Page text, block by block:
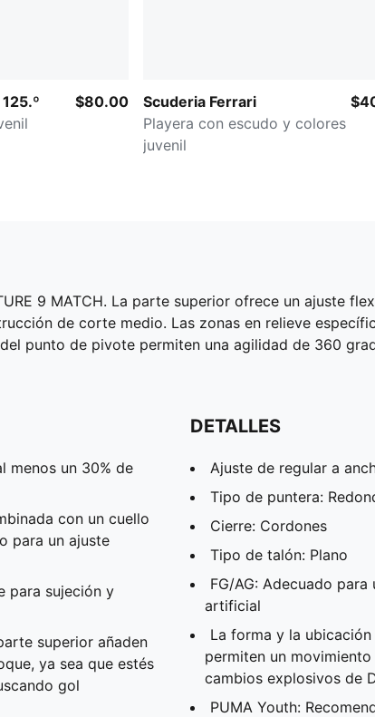
$80.00
Scuderia Ferrari
Playera con escudo y colores
juvenil
9 MATCH. La parte superior ofrece un ajuste
de corte medio. Las zonas en relieve
punto de pivote permiten una agilidad de 360
menos un 30% de
con un cuello
para un ajuste
para sujeción y
superior añaden
ya sea que estés
gol
DETALLES
Ajuste de regular a
Tipo de puntera:
Cierre: Cordones
Tipo de talón: Plano
FG/AG: Adecuado
artificial
La forma y la
permiten un
cambios explosivos de
PUMA Youth: